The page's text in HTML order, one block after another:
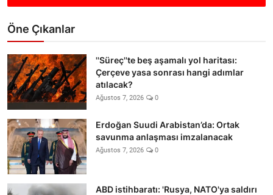
Öne Çıkanlar
''Süreç''te beş aşamalı yol haritası:
Çerçeve yasa sonrası hangi adımlar
atılacak?
Ağustos 7, 2026 0
Erdoğan Suudi Arabistan’da: Ortak
savunma anlaşması imzalanacak
Ağustos 7, 2026 0
ABD istihbaratı: 'Rusya, NATO'ya saldırı